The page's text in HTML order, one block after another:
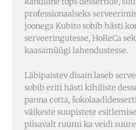
professionaalseks
joonega Kubito sobib hästi
serveeringutesse, HoReCa
kaasamüügi lahendustesse.
Läbipaistev disain laseb
sobib eriti hästi kihiliste
panna cotta,
väikeste suupistete
piisavalt ruumi ka veidi